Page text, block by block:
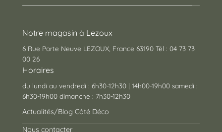
Notre magasin à Lezoux
6 Rue Porte Neuve LEZOUX, France 63190 Tél : 04 73 73
00 26
Horaires
du lundi au vendredi : 6h30-12h30 | 14h00-19h00 samedi :
6h30-19h00 dimanche : 7h30-12h30
Actualités/Blog Côté Déco
Nous contacter